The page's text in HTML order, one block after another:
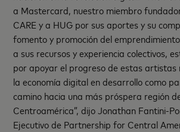
a Mastercard, nuestro miembro
CARE y a HUG por sus aportes y su
fomento y promoción del
a sus recursos y experiencia colectivos,
por apoyar el progreso de estas artistas
la economía digital en desarrollo como
camino hacia una más próspera región
Centroamérica”, dijo Jonathan Fantini-
Ejecutivo de Partnership for Central